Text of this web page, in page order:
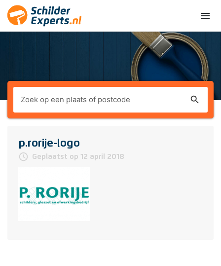
menu
search
p.rorije-logo
access_time Geplaatst op 12 april 2018